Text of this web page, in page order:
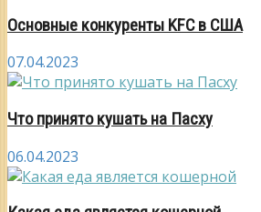
Основные конкуренты KFC в США
07.04.2023
Что принято кушать на Пасху
06.04.2023